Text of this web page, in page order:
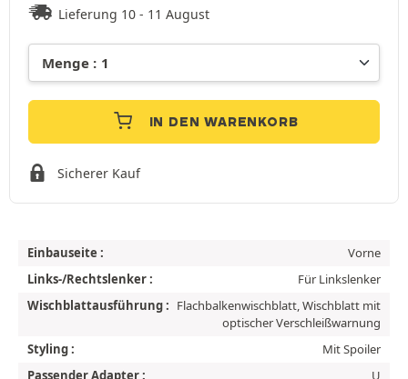
Lieferung 10 - 11 August
IN DEN WARENKORB
Sicherer Kauf
Einbauseite :
Vorne
Links-/Rechtslenker :
Für Linkslenker
Wischblattausführung : Flachbalkenwischblatt, Wischblatt mit
optischer Verschleißwarnung
Styling :
Mit Spoiler
Passender Adapter :
U